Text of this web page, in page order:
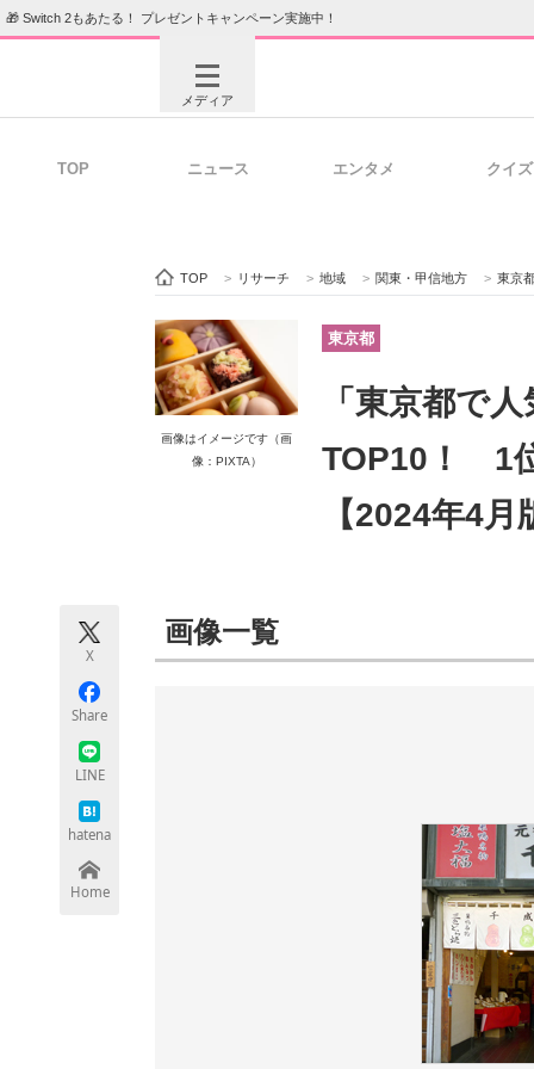
🎁 Switch 2もあたる！ プレゼントキャンペーン実施中！
メディア
ビジネスと働き方のヒント
ITエンジニア向け専門サイト
ちょっと気になるネットの話題
TOP ニュース エンタメ クイズ
TOP > リサーチ > 地域 > 関東・甲信地方 > 東京
画像はイメージです（画
像：PIXTA）
東京都
「東京都で
TOP10！ 1
【2024年4
X
Share
LINE
hatena
Home
画像一覧